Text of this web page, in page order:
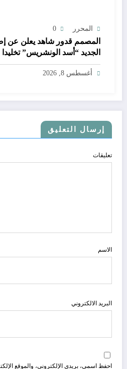
المحرر 0
المصمم قدور شاهد يعلن عن
الجديد “أسد الونشريس”
الجيلالي بونعامة
أغسطس 8, 2026
إرسال التعليق
تعليقات
الاسم
البريد الالكتروني
احفظ اسمي، بريدي الإلكتروني، والموقع